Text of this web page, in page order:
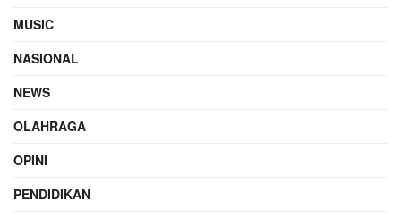
MUSIC
NASIONAL
NEWS
OLAHRAGA
OPINI
PENDIDIKAN